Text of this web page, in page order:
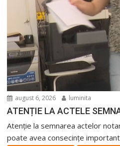
august 6, 2026 luminita
ATENȚIE LA ACTELE
Atenție la semnarea actelor
poate avea consecințe